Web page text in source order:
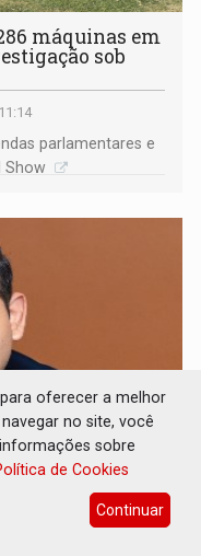
máquinas em
sob
parlamentares e
Show
oferecer a melhor
no site, você
sobre
de Cookies
Continuar